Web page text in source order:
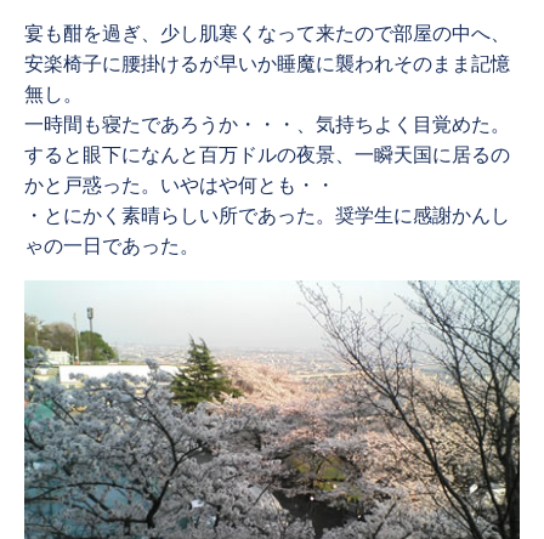
宴も酣を過ぎ、少し肌寒くなって来たので部屋の中へ、
安楽椅子に腰掛けるが早いか睡魔に襲われそのまま記憶
無し。
一時間も寝たであろうか・・・、気持ちよく目覚めた。
すると眼下になんと百万ドルの夜景、一瞬天国に居るの
かと戸惑った。いやはや何とも・・
・とにかく素晴らしい所であった。奨学生に感謝かんし
ゃの一日であった。